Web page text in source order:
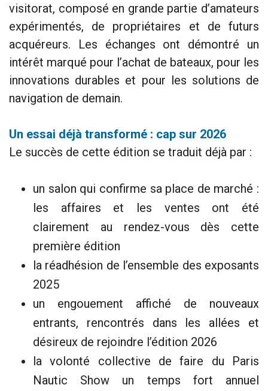
visitorat, composé en grande partie d’amateurs
expérimentés, de propriétaires et de futurs
acquéreurs. Les échanges ont démontré un
intérêt marqué pour l’achat de bateaux, pour les
innovations durables et pour les solutions de
navigation de demain.
Un essai déjà transformé : cap sur 2026
Le succès de cette édition se traduit déjà par :
un salon qui confirme sa place de marché :
les affaires et les ventes ont été
clairement au rendez-vous dès cette
première édition
la réadhésion de l’ensemble des exposants
2025
un engouement affiché de nouveaux
entrants, rencontrés dans les allées et
désireux de rejoindre l’édition 2026
la volonté collective de faire du Paris
Nautic Show un temps fort annuel